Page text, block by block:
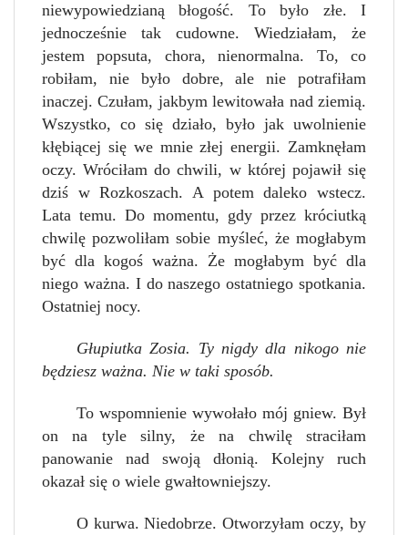
niewypowiedzianą błogość. To było złe. I
jednocześnie tak cudowne. Wiedziałam, że
jestem popsuta, chora, nienormalna. To, co
robiłam, nie było dobre, ale nie potrafiłam
inaczej. Czułam, jakbym lewitowała nad ziemią.
Wszystko, co się działo, było jak uwolnienie
kłębiącej się we mnie złej energii. Zamknęłam
oczy. Wróciłam do chwili, w której pojawił się
dziś w Rozkoszach. A potem daleko wstecz.
Lata temu. Do momentu, gdy przez króciutką
chwilę pozwoliłam sobie myśleć, że mogłabym
być dla kogoś ważna. Że mogłabym być dla
niego ważna. I do naszego ostatniego spotkania.
Ostatniej nocy.
Głupiutka Zosia. Ty nigdy dla nikogo nie
będziesz ważna. Nie w taki sposób.
To wspomnienie wywołało mój gniew. Był
on na tyle silny, że na chwilę straciłam
panowanie nad swoją dłonią. Kolejny ruch
okazał się o wiele gwałtowniejszy.
O kurwa. Niedobrze. Otworzyłam oczy, by